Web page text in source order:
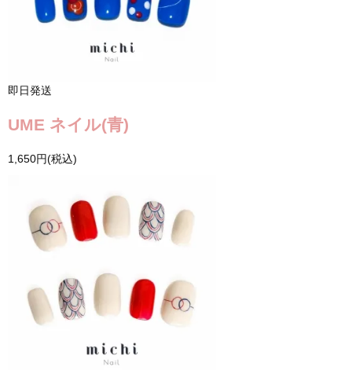
即日発送
UME ネイル(青)
1,650円(税込)